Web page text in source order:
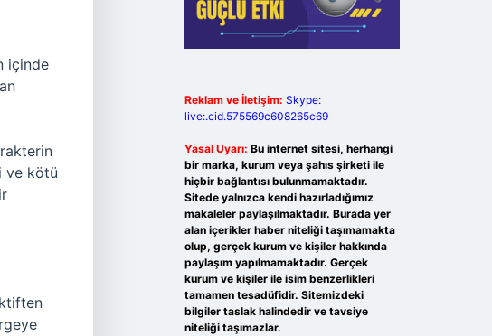
içinde
ve kötü
Reklam ve İletişim: Skype:
live:.cid.575569c608265c69
Yasal Uyarı: Bu internet sitesi, herhangi
bir marka, kurum veya şahıs şirketi ile
hiçbir bağlantısı bulunmamaktadır.
Sitede yalnızca kendi hazırladığımız
makaleler paylaşılmaktadır. Burada yer
alan içerikler haber niteliği taşımamakta
olup, gerçek kurum ve kişiler hakkında
paylaşım yapılmamaktadır. Gerçek
kurum ve kişiler ile isim benzerlikleri
tamamen tesadüfidir. Sitemizdeki
bilgiler taslak halindedir ve tavsiye
niteliği taşımazlar.